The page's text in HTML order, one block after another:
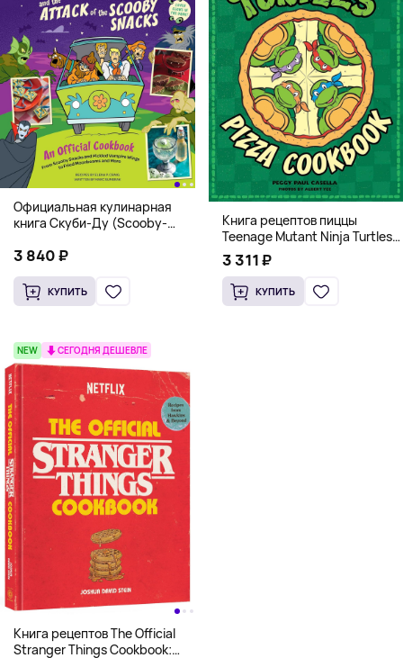
Официальная кулинарная
книга Скуби-Ду (Scooby-
Scooby Snacks), Твердый
3 840 ₽
КУПИТЬ
Книга рецептов пиццы
Teenage Mutant Ninja Turtles
Pizza Cookbook (На
английском)
3 311 ₽
КУПИТЬ
NEW СЕГОДНЯ ДЕШЕВЛЕ
Книга рецептов The Official
Stranger Things Cookbook: